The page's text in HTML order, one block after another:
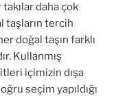
daha çok
taşların tercih
doğal taşın farklı
Kullanmış
içimizin dışa
seçim yapıldığı